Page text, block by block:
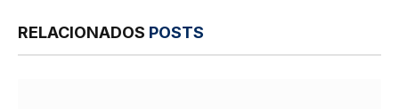
RELACIONADOS POSTS